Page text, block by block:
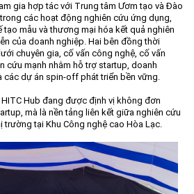
gia hợp tác với Trung tâm Ươm tạo và Đào
các hoạt động nghiên cứu ứng dụng,
mẫu và thương mại hóa kết quả nghiên
của doanh nghiệp. Hai bên đồng thời
chuyên gia, cố vấn công nghệ, cố vấn
cứu mạnh nhằm hỗ trợ startup, doanh
các dự án spin-off phát triển bền vững.
Hub đang được định vị không đơn
mà là nền tảng liên kết giữa nghiên cứu
trường tại Khu Công nghệ cao Hòa Lạc.